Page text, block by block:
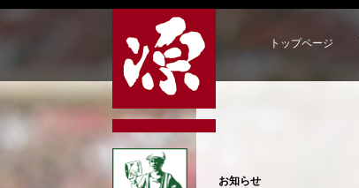
トップページ
お知らせ